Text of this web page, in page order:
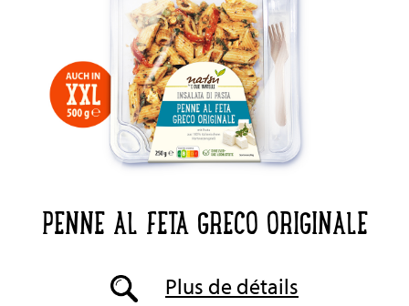
PENNE AL FETA GRECO ORIGINALE
Plus de détails